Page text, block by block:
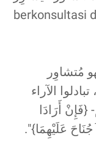
berkonsultasi
مُتشاوِر
الآراء
{فَإِنْ أَرَادَا
عَلَيْهِمَا}".